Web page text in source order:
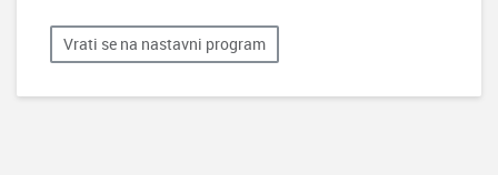
Vrati se na nastavni program